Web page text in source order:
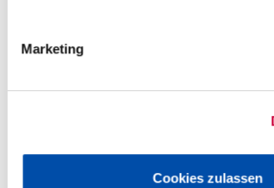
Marketing
Cookies zulassen
Feiertagen ganztägig für den
24.03.20: Covid-19:
Informationen für